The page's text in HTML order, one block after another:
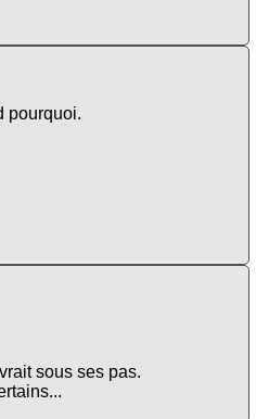
pourquoi.
sous ses pas.